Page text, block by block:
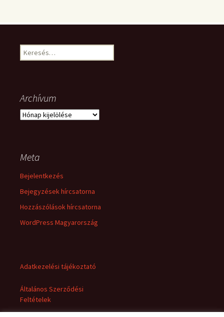
Keresés:
Archívum
Archívum
Meta
Bejelentkezés
Bejegyzések hírcsatorna
Hozzászólások hírcsatorna
WordPress Magyarország
Adatkezelési tájékoztató
Általános Szerződési
Feltételek